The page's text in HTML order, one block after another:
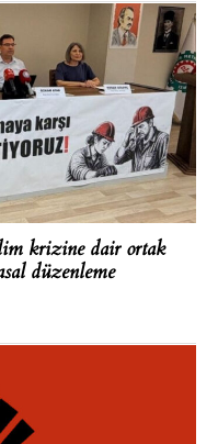
krizine dair ortak
düzenleme